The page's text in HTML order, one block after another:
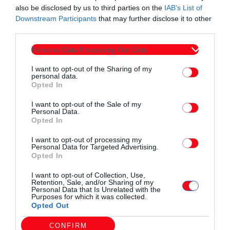
also be disclosed by us to third parties on the IAB’s List of
Downstream Participants that may further disclose it to other
Personal Data Processing Opt Outs
I want to opt-out of the Sharing of my
personal data.
Opted In
I want to opt-out of the Sale of my
Personal Data.
Opted In
I want to opt-out of processing my
Personal Data for Targeted Advertising.
Opted In
I want to opt-out of Collection, Use,
Retention, Sale, and/or Sharing of my
Personal Data that Is Unrelated with the
Purposes for which it was collected.
Opted Out
CONFIRM
μεταλλείο του Περάματος. Για τη λειτουργία του μεταλλείου,
φυσικά, απαραίτητη προϋπόθεση είναι η υποβολή και η
έγκριση της Μελέτης Περιβαλλοντικών Επιπτώσεων που θα
είναι «ο καθρέφτης του έργου με όλες τις περιβαλλοντικές
Θράκης είναι η ολοκλήρωση της Μελέτης Περιβαλλοντικών
Επιπτώσεων στο ορισμένο χρονοδιάγραμμα ώστε στη
συνέχεια και μέσω της δημόσιας διαβούλευσης «να
αποτελέσει τη βάση ενός δομημένου διαλόγου με την τοπική
όχι με στοιχεία του 2001 και του 2011», όπως τόνισε ο κ.
Μπακούρας, εκφράζοντας παράλληλα την αισιοδοξία του για
την αρτιότητά της με δεδομένη «την απόλυτη προσήλωση
της Eldorado Gold στους περιβαλλοντικούς νόμους και
κανόνες και την αρτιότητα του επιστημονικού προσωπικού
των Πανεπιστημίων μας».